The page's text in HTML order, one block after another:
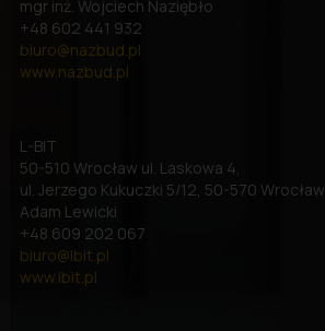
mgr inż. Wojciech Naziębło
+48 602 441 932
biuro@nazbud.pl
www.nazbud.pl
L-BIT
50-510 Wrocław ul. Laskowa 4,
ul. Jerzego Kukuczki 5/12, 50-570 Wrocław
Adam Lewicki
+48 609 202 067
biuro@lbit.pl
www.lbit.pl